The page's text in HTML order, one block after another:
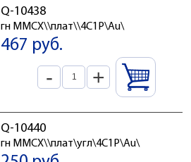
Q-10438
гн MMCX\\плат\\4C1P\Au\
467 руб.
- +
Q-10440
гн MMCX\\плат\угл\4C1P\Au\